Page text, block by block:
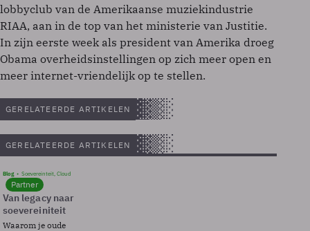
lobbyclub van de Amerikaanse muziekindustrie
RIAA, aan in de top van het ministerie van Justitie.
In zijn eerste week als president van Amerika droeg
Obama overheidsinstellingen op zich meer open en
meer internet-vriendelijk op te stellen.
GERELATEERDE ARTIKELEN
GERELATEERDE ARTIKELEN
Blog Soevereinteit, Cloud
Partner
Van legacy naar
soevereiniteit
Waarom je oude